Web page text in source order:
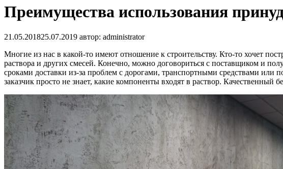
Преимущества использования
21.05.201825.07.2019 автор: administrator
Многие из нас в какой-то имеют отношение к строительству. Кто-то хочет
раствора и других смесей. Конечно, можно договориться с поставщиком и
сроками доставки из-за проблем с дорогами, транспортными средствами
заказчик просто не знает, какие компоненты входят в раствор. Качественный